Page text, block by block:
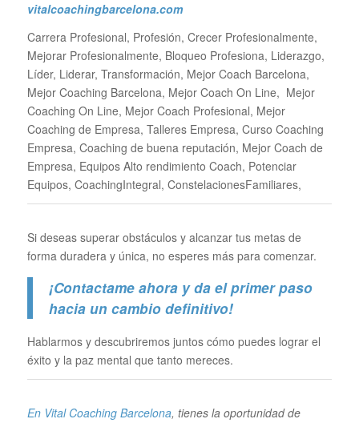
vitalcoachingbarcelona.com
Carrera Profesional, Profesión, Crecer Profesionalmente,
Mejorar Profesionalmente, Bloqueo Profesiona, Liderazgo,
Líder, Liderar, Transformación, Mejor Coach Barcelona,
Mejor Coaching Barcelona, Mejor Coach On Line, Mejor
Coaching On Line, Mejor Coach Profesional, Mejor
Coaching de Empresa, Talleres Empresa, Curso Coaching
Empresa, Coaching de buena reputación, Mejor Coach de
Empresa, Equipos Alto rendimiento Coach, Potenciar
Equipos, CoachingIntegral, ConstelacionesFamiliares,
Si deseas superar obstáculos y alcanzar tus metas de
forma duradera y única, no esperes más para comenzar.
¡Contactame ahora y da el primer paso
hacia un cambio definitivo!
Hablarmos y descubriremos juntos cómo puedes lograr el
éxito y la paz mental que tanto mereces.
En Vital Coaching Barcelona, tienes la oportunidad de